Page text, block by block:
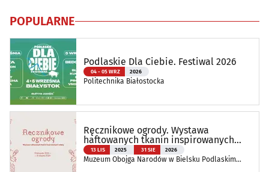
POPULARNE
Podlaskie Dla Ciebie. Festiwal 2026
04 - 05 WRZ 2026
Politechnika Białostocka
Ręcznikowe ogrody. Wystawa
haftowanych tkanin inspirowanych
naturą
13 LIS 2025 31 SIE 2026
Muzeum Obojga Narodów w Bielsku Podlaskim